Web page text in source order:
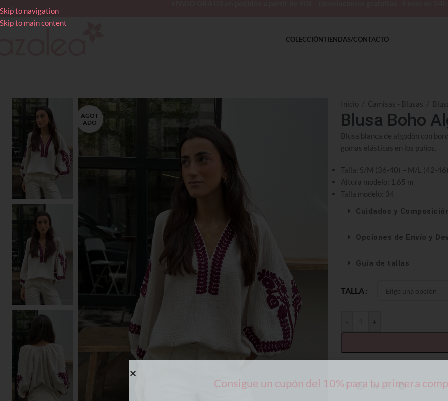
Skip to navigation
Skip to main content
COLECCIÓNTIENDAS/CONTACTO
AGOT
ADO
Inicio / Camisas - Blusas /
Blusa Boho
Blusa blanca de algodón con
gomas elásticas en los puños.
Talla: S/M (36-40) – M/L (42-46)
Altura modelo: 1,65 m
Talla modelo: 34
Cuidados y
Opciones de Envío y
Guía de tallas
TALLA
+
Consigue un cupón del 10% para tu primera